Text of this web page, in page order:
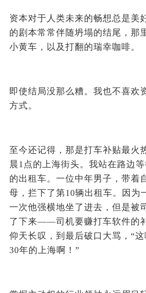
资本对于人类未来的畅想总是美
的剧本常常伴随坍塌的结尾，那
小黄车，以及打翻的瑞幸咖啡。
即使结局没那么糟。我也不喜欢
方式。
至今还记得，那是打车补贴最火
晨1点的上海街头。我站在路边
的出租车。一位中年男子，带着
母，拦下了第10辆出租车。因为
一次他强横地坐了进去，但是被
了下来——司机要赚打车软件的
仰天长叹，到最后破口大骂，“
30年的上海啊！”